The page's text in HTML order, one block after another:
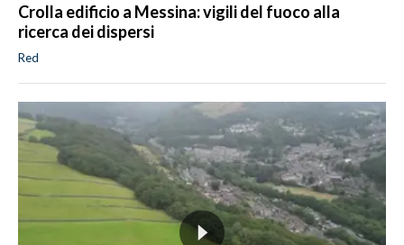
Crolla edificio a Messina: vigili del fuoco alla
ricerca dei dispersi
Red